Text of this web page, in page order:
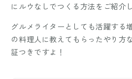
にルウなしでつくる方法をご紹介し
グルメライターとしても活躍する
の料理人に教えてもらったやり方
証つきですよ！